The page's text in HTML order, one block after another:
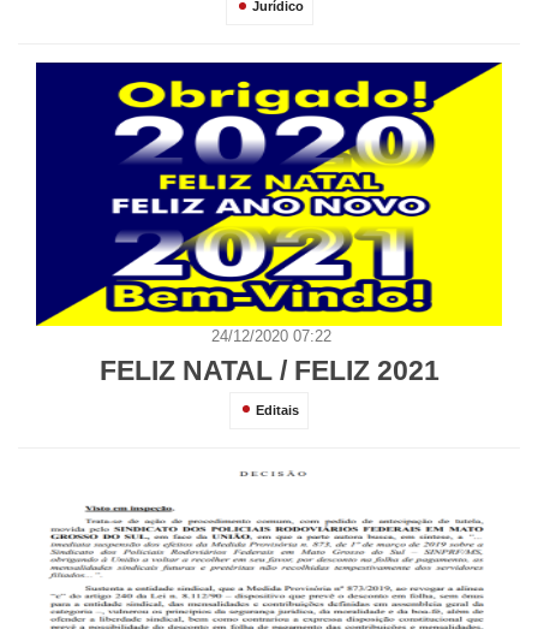
Jurídico
24/12/2020 07:22
FELIZ NATAL / FELIZ 2021
Editais